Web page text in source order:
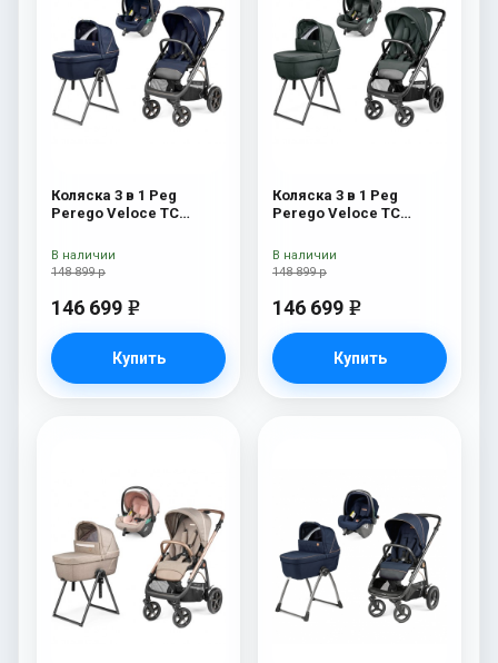
Коляска 3 в 1 Peg
Perego Veloce TC
Shine New
148 899 р
146 699 e
Купить
В наличии
Коляска 3 в 1 Peg
Perego Veloce TC
New
148 899 р
146 699 e
Купить
В наличии